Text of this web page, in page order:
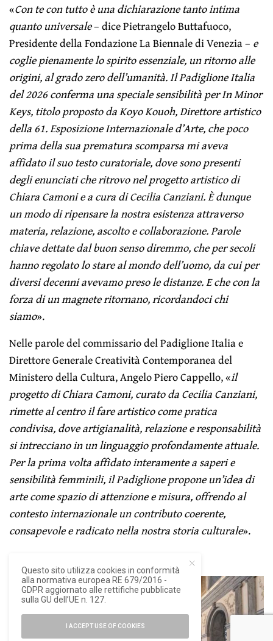
«Con te con tutto è una dichiarazione tanto intima
quanto universale– dice Pietrangelo Buttafuoco,
Presidente della Fondazione La Biennale di Venezia – e
coglie pienamente lo spirito essenziale, un ritorno alle
origini, al grado zero dell’umanità. Il Padiglione Italia
del 2026 conferma una speciale sensibilità per In Minor
Keys, titolo proposto da Koyo Kouoh, Direttore artistico
della 61. Esposizione Internazionale d’Arte, che poco
prima della sua prematura scomparsa mi aveva
affidato il suo testo curatoriale, dove sono presenti
degli enunciati che ritrovo nel progetto artistico di
Chiara Camoni e a cura di Cecilia Canziani. È dunque
un modo di ripensare la nostra esistenza attraverso
materia, relazione, ascolto e collaborazione. Parole
chiave dettate dal buon senso diremmo, che per secoli
hanno regolato lo stare al mondo dell’uomo, da cui per
diversi decenni avevamo preso le distanze. E che con la
forza di un magnete ritornano, ricordandoci chi
siamo».
Nelle parole del commissario del Padiglione Italia e
Direttore Generale Creatività Contemporanea del
Ministero della Cultura, Angelo Piero Cappello, «il
progetto di Chiara Camoni, curato da Cecilia Canziani,
rimette al centro il fare artistico come pratica
condivisa, dove artigianalità, relazione e responsabilità
si intrecciano in un linguaggio profondamente attuale.
Per la prima volta affidato interamente a saperi e
sensibilità femminili, il Padiglione propone un’idea di
arte come spazio di attenzione e misura, offrendo al
contesto internazionale un contributo coerente,
consapevole e radicato nella nostra storia culturale».
Questo sito utilizza cookies in conformità
alla normativa europea RE 679/2016 -
GDPR aggiornato alle rettifiche pubblicate
sulla GU dell’UE n. 127.
I ACCEPT USE OF COOKIES